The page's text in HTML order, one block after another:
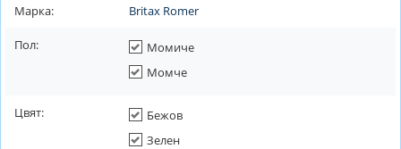
Марка: Britax Romer
Пол:
Момиче
Момче
Цвят:
Бежов
Зелен